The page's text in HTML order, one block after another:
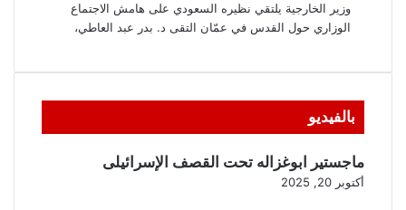
بالفيديو
ماجستير ابوغزاله تحت القصف الإسرائيلى
أكتوبر 20, 2025